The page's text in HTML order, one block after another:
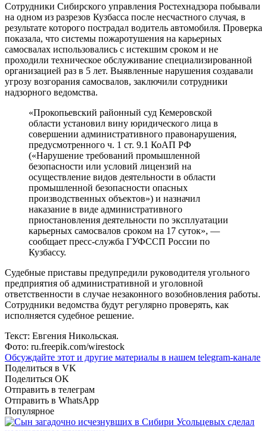
Сотрудники Сибирского управления Ростехнадзора побывали
на одном из разрезов Кузбасса после несчастного случая, в
результате которого пострадал водитель автомобиля. Проверка
показала, что системы пожаротушения на карьерных
самосвалах использовались с истекшим сроком и не
проходили техническое обслуживание специализированной
организацией раз в 5 лет. Выявленные нарушения создавали
угрозу возгорания самосвалов, заключили сотрудники
надзорного ведомства.
«Прокопьевский районный суд Кемеровской
области установил вину юридического лица в
совершении административного правонарушения,
предусмотренного ч. 1 ст. 9.1 КоАП РФ
(«Нарушение требований промышленной
безопасности или условий лицензий на
осуществление видов деятельности в области
промышленной безопасности опасных
производственных объектов») и назначил
наказание в виде административного
приостановления деятельности по эксплуатации
карьерных самосвалов сроком на 17 суток», —
сообщает пресс-служба ГУФССП России по
Кузбассу.
Судебные приставы предупредили руководителя угольного
предприятия об административной и уголовной
ответственности в случае незаконного возобновления работы.
Сотрудники ведомства будут регулярно проверять, как
исполняется судебное решение.
Текст: Евгения Никольская.
Фото: ru.freepik.com/wirestock
Обсуждайте этот и другие материалы в нашем telegram-канале
Поделиться в VK
Поделиться OK
Отправить в телеграм
Отправить в WhatsApp
Популярное